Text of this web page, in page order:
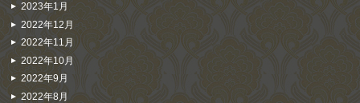
2023年1月
2022年12月
2022年11月
2022年10月
2022年9月
2022年8月